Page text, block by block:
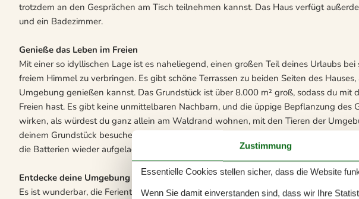
trotzdem an den Gesprächen am Tisch teilnehmen kannst. Das Haus verfügt
und ein Badezimmer.
Genieße das Leben im Freien
Mit einer so idyllischen Lage ist es naheliegend, einen großen Teil deines Urlaubs
freiem Himmel zu verbringen. Es gibt schöne Terrassen zu beiden Seiten des
Umgebung genießen kannst. Das Grundstück ist über 8.000 m² groß, sodass du mit
Freien hast. Es gibt keine unmittelbaren Nachbarn, und die üppige Bepflanzung des
wirken, als würdest du ganz allein am Waldrand wohnen, mit den Tieren der
deinem Grundstück besuchen kommen. Wenn der Alltag hektisch und stressig ist, ist
die Batterien wieder aufgeladen werden können.
Entdecke deine Umgebung
Es ist wunderbar, die Ferientage auf dem großen idyllischen Grundstück zu
Zustimmung
Essentielle Cookies stellen sicher, dass die Website
Wenn Sie damit einverstanden sind, dass wir Ihre